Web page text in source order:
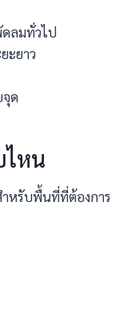
ลมทั่วไป
ะยาว
จุด
ไหน
หรับพื้นที่ที่ต้องการ